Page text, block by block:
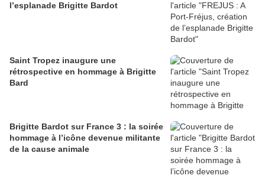
l’esplanade Brigitte Bardot
Saint Tropez inaugure une
rétrospective en hommage à Brigitte
Bard
Brigitte Bardot sur France 3 : la soirée
hommage à l’icône devenue militante
de la cause animale